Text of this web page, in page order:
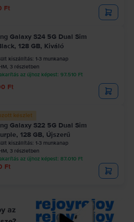
Ft
Galaxy S24 5G Dual Sim
128 GB, Kiváló
kiszállítás: 1-3 munkanap
3 részletben
az újhoz képest: 97.510 Ft
Ft
készlet
Galaxy S22 5G Dual Sim
128 GB, Újszerű
kiszállítás: 1-3 munkanap
3 részletben
az újhoz képest: 87.010 Ft
Ft